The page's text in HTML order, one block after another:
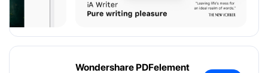
Wondershare PDFelement